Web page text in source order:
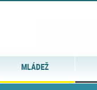
MLÁDEŽ